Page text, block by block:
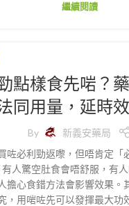
繼續閱讀
點樣食先啱？
同用量，延時
By
新義安藥局
咗必利勁返嚟，但唔肯定「
人驚空肚食會唔舒服，有
擔心食錯方法會影響效果。
，用啱咗先可以發揮最大功